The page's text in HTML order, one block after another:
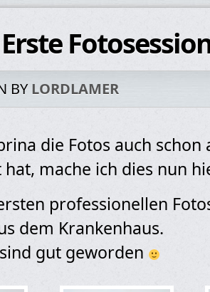
BYLORDLAMER
die Fotos auch
mache ich dies nun
professionellen
dem Krankenhaus.
gut geworden